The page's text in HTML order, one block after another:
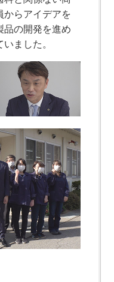
からアイデアを
品の開発を進め
ました。